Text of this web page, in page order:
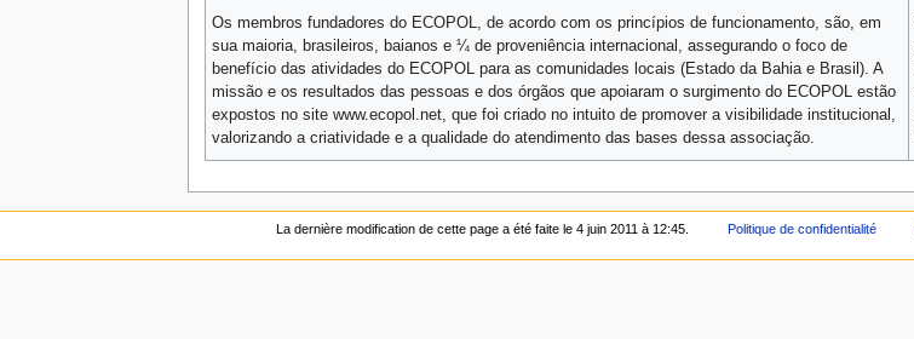
Os membros fundadores do ECOPOL, de acordo com os princípios de funcionamento, são, em
sua maioria, brasileiros, baianos e ¼ de proveniência internacional, assegurando o foco de
benefício das atividades do ECOPOL para as comunidades locais (Estado da Bahia e Brasil). A
missão e os resultados das pessoas e dos órgãos que apoiaram o surgimento do ECOPOL estão
expostos no site www.ecopol.net, que foi criado no intuito de promover a visibilidade institucional,
valorizando a criatividade e a qualidade do atendimento das bases dessa associação.
La dernière modification de cette page a été faite le 4 juin 2011 à 12:45. Politique de confidentialité